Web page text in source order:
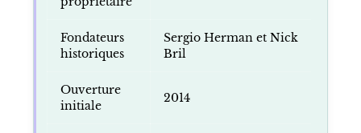
Fondateurs
historiques
Sergio Herman et Nick
Bril
Ouverture
initiale
2014